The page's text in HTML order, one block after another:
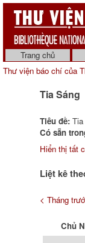
Trang chủ
Thư viện báo chí của
Tia Sáng
Tiêu đề:
Có sẵn
Hiển thị tất
Liệt kê
< Tháng
Chủ